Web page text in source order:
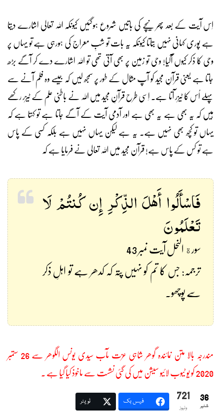
اِس آیت کے بعد پھر نیچے کی باتیں شروع ہوگئیں کیونکہ اللہ تعالی اشارے دیتا
ہے پوری کہانی نہیں بتاتا کیونکہ یہ بات تو شبِ معراج کی ہورہی ہے تو یہاں پر
وحی کا ذکر کیوں آگیا! وحی تو زمین پر بھی آتی تھی تو اللہ اشارے دے کر آگے بڑھ
جاتا ہے یعنی قرآنِ مجید کو آپ مثال کے طور پر سمجھ لیں کہ جیسے وہ فلم آنے سے
پہلے اُس کا ٹیزر آتا ہے۔ اِسی طرح قرآنِ مجید میں اللہ نے باطنی علم کے ٹیزر رکھے
ہیں کہ یہ بھی ہے یہ بھی ہے اور آدمی آیت کے آگے جاتا ہے تو کہتا ہے کہ
یہاں تو کچھ بھی نہیں ہے۔ یہ ہے لیکن یہاں نہیں ہے بلکہ کسی کے پاس
ہے تو کس کے پاس ہے! قرآن مجید میں اللہ تعالی نے فرمایا ہے کہ
فَاسْأَلُوا أَهْلَ الذِّكْرِ إِن كُنتُمْ لَا
تَعْلَمُونَ
سورة النحل آیت نمبر 43
ترجمہ: جس کا تم کو نہیں پتہ کہ کدھر ہے تو اہلِ ذکر
سے پوچھو۔
مندرجہ بالا متن نمائندہ گوھر شاہی عزت مآب سیدی یونس الگوھر سے 26 ستمبر
2020 کو یو ٹیوب لائیو سیشن میں کی گئی نشست سے ماخوذ کیا گیا ہے ۔
36
شئیر
721
وئیوز
فیس بک ٹویٹر